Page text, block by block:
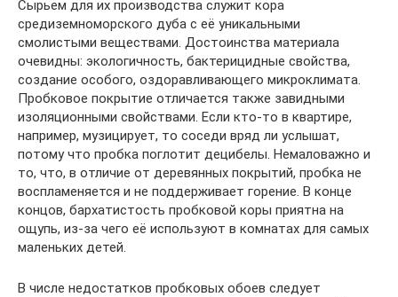
Сырьем для их производства служит кора
средиземноморского дуба с её уникальными
смолистыми веществами. Достоинства материала
очевидны: экологичность, бактерицидные свойства,
создание особого, оздоравливающего микроклимата.
Пробковое покрытие отличается также завидными
изоляционными свойствами. Если кто-то в квартире,
например, музицирует, то соседи вряд ли услышат,
потому что пробка поглотит децибелы. Немаловажно и
то, что, в отличие от деревянных покрытий, пробка не
воспламеняется и не поддерживает горение. В конце
концов, бархатистость пробковой коры приятна на
ощупь, из-за чего её используют в комнатах для самых
маленьких детей.
В числе недостатков пробковых обоев следует